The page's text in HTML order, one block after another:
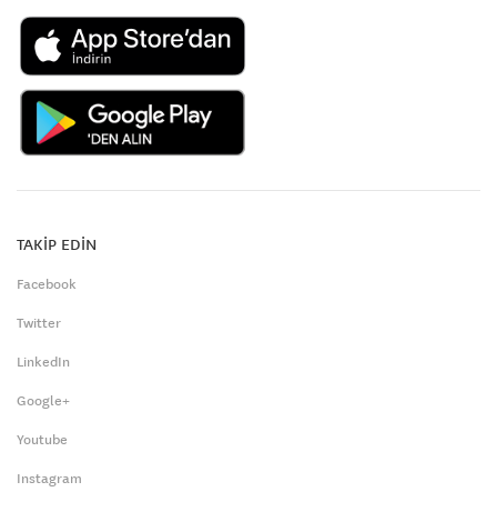
TAKİP EDİN
Facebook
Twitter
LinkedIn
Google+
Youtube
Instagram